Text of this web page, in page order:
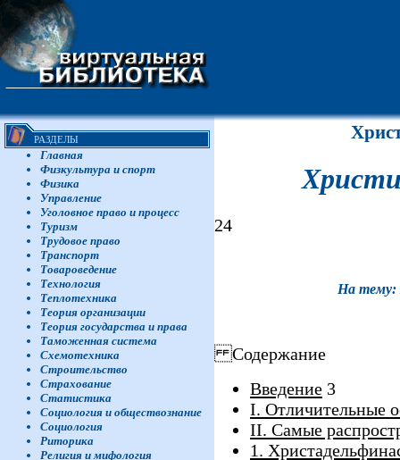
РАЗДЕЛЫ
Главная
Физкультура и спорт
Физика
Управление
Уголовное право и процесс
Туризм
Трудовое право
Транспорт
Товароведение
Технология
Теплотехника
Теория организации
Теория государства и права
Таможенная система
Схемотехника
Строительство
Страхование
Статистика
Социология и обществознание
Социология
Риторика
Религия и мифология
24
На тему:
Содержание
Введение 3
I. Отличительные
II. Самые
1.